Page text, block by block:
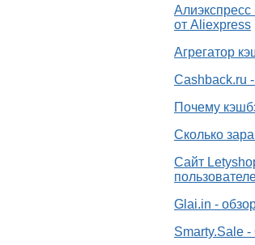
от Aliexpress
Агрегатор
Cashback.ru
Почему
Сколько
Сайт
Glai.in -
Smarty.Sale